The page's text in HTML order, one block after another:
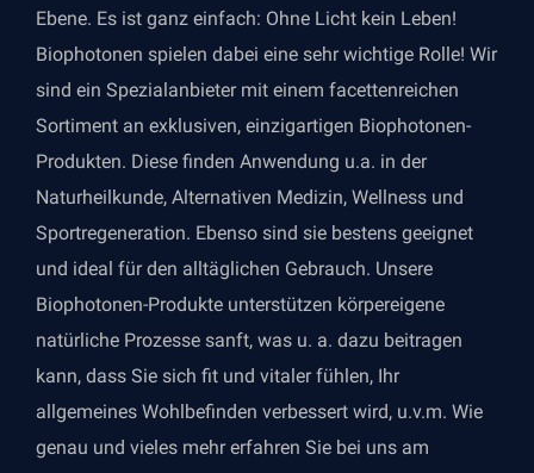
Ebene. Es ist ganz einfach: Ohne Licht kein Leben!
Biophotonen spielen dabei eine sehr wichtige Rolle! Wir
sind ein Spezialanbieter mit einem facettenreichen
Sortiment an exklusiven, einzigartigen Biophotonen-
Produkten. Diese finden Anwendung u.a. in der
Naturheilkunde, Alternativen Medizin, Wellness und
Sportregeneration. Ebenso sind sie bestens geeignet
und ideal für den alltäglichen Gebrauch. Unsere
Biophotonen-Produkte unterstützen körpereigene
natürliche Prozesse sanft, was u. a. dazu beitragen
kann, dass Sie sich fit und vitaler fühlen, Ihr
allgemeines Wohlbefinden verbessert wird, u.v.m. Wie
genau und vieles mehr erfahren Sie bei uns am